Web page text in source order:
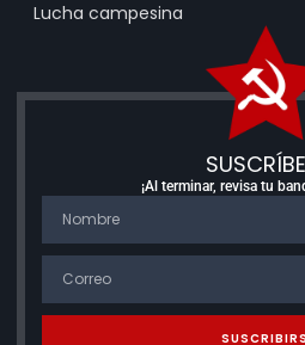
Lucha campesina
¡Al terminar, revisa tu